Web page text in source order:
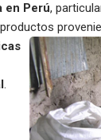
en Perú,
.